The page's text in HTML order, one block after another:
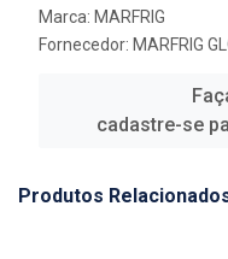
Marca: MARFRIG
Fornecedor: MARFRIG
cadastre-se
Produtos